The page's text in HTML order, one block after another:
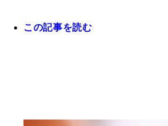
この記事を読む